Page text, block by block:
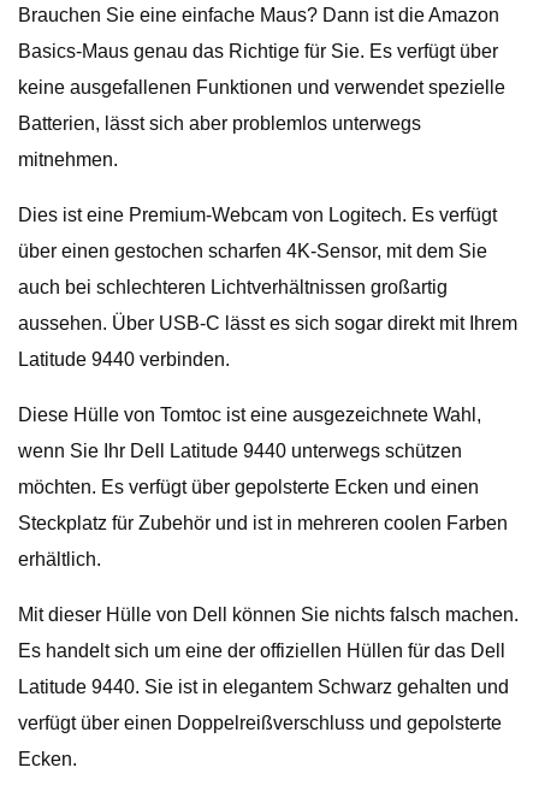
Brauchen Sie eine einfache Maus? Dann ist die Amazon
Basics-Maus genau das Richtige für Sie. Es verfügt über
keine ausgefallenen Funktionen und verwendet spezielle
Batterien, lässt sich aber problemlos unterwegs
mitnehmen.
Dies ist eine Premium-Webcam von Logitech. Es verfügt
über einen gestochen scharfen 4K-Sensor, mit dem Sie
auch bei schlechteren Lichtverhältnissen großartig
aussehen. Über USB-C lässt es sich sogar direkt mit Ihrem
Latitude 9440 verbinden.
Diese Hülle von Tomtoc ist eine ausgezeichnete Wahl,
wenn Sie Ihr Dell Latitude 9440 unterwegs schützen
möchten. Es verfügt über gepolsterte Ecken und einen
Steckplatz für Zubehör und ist in mehreren coolen Farben
erhältlich.
Mit dieser Hülle von Dell können Sie nichts falsch machen.
Es handelt sich um eine der offiziellen Hüllen für das Dell
Latitude 9440. Sie ist in elegantem Schwarz gehalten und
verfügt über einen Doppelreißverschluss und gepolsterte
Ecken.